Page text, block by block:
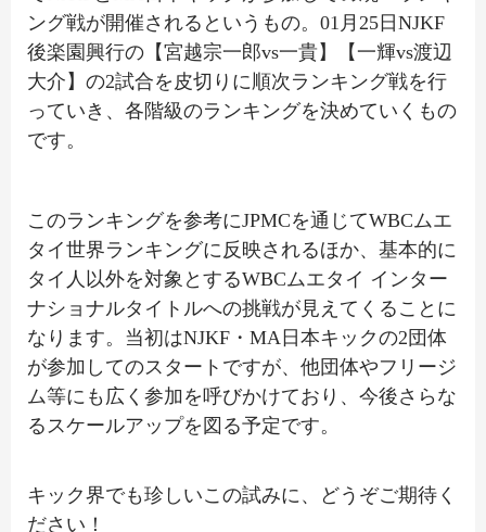
ング戦が開催されるというもの。01月25日NJKF
後楽園興行の【宮越宗一郎vs一貴】【一輝vs渡辺
大介】の2試合を皮切りに順次ランキング戦を行
っていき、各階級のランキングを決めていくもの
です。
このランキングを参考にJPMCを通じてWBCムエ
タイ世界ランキングに反映されるほか、基本的に
タイ人以外を対象とするWBCムエタイ インター
ナショナルタイトルへの挑戦が見えてくることに
なります。当初はNJKF・MA日本キックの2団体
が参加してのスタートですが、他団体やフリージ
ム等にも広く参加を呼びかけており、今後さらな
るスケールアップを図る予定です。
キック界でも珍しいこの試みに、どうぞご期待く
ださい！